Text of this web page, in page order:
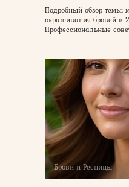
Подробный обзор темы:
окрашивания бровей в
Профессиональные
Брови и Ресницы